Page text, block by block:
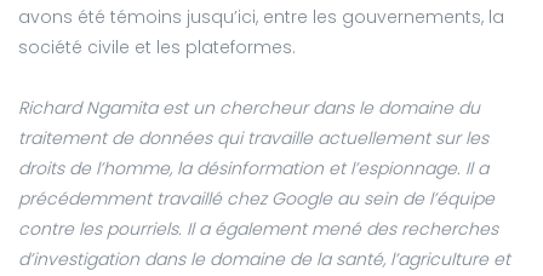
avons été témoins jusqu’ici, entre les gouvernements, la
société civile et les plateformes.
Richard Ngamita est un chercheur dans le domaine du
traitement de données qui travaille actuellement sur les
droits de l’homme, la désinformation et l’espionnage. Il a
précédemment travaillé chez Google au sein de l’équipe
contre les pourriels. Il a également mené des recherches
d’investigation dans le domaine de la santé, l’agriculture et